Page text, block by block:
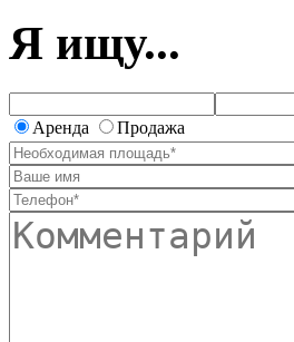
Я ищу...
Аренда
Продажа